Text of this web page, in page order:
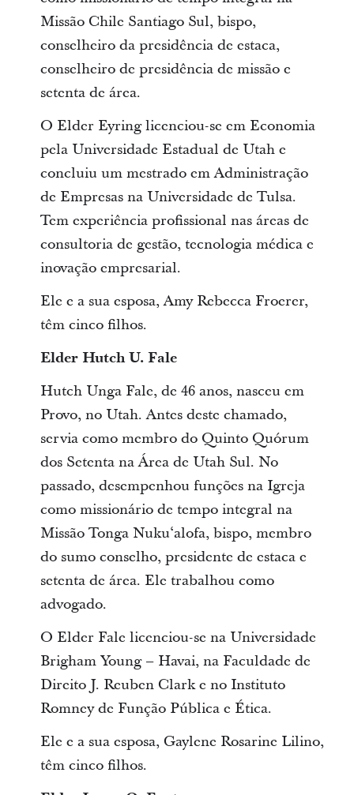
Missão Chile Santiago Sul, bispo,
conselheiro da presidência de estaca,
conselheiro de presidência de missão e
setenta de área.
O Elder Eyring licenciou-se em Economia
pela Universidade Estadual de Utah e
concluiu um mestrado em Administração
de Empresas na Universidade de Tulsa.
Tem experiência profissional nas áreas de
consultoria de gestão, tecnologia médica e
inovação empresarial.
Ele e a sua esposa, Amy Rebecca Froerer,
têm cinco filhos.
Elder Hutch U. Fale
Hutch Unga Fale, de 46 anos, nasceu em
Provo, no Utah. Antes deste chamado,
servia como membro do Quinto Quórum
dos Setenta na Área de Utah Sul. No
passado, desempenhou funções na Igreja
como missionário de tempo integral na
Missão Tonga Nukuʻalofa, bispo, membro
do sumo conselho, presidente de estaca e
setenta de área. Ele trabalhou como
advogado.
O Elder Fale licenciou-se na Universidade
Brigham Young – Havai, na Faculdade de
Direito J. Reuben Clark e no Instituto
Romney de Função Pública e Ética.
Ele e a sua esposa, Gaylene Rosarine Lilino,
têm cinco filhos.